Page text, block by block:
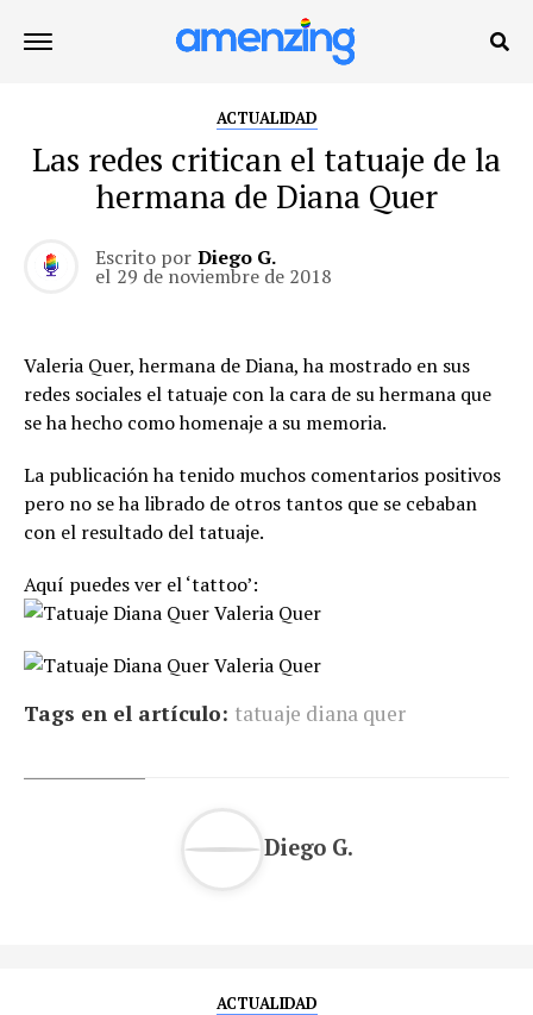
ACTUALIDAD
Las redes critican el tatuaje de la
hermana de Diana Quer
Escrito por Diego G.
el 29 de noviembre de 2018
Valeria Quer, hermana de Diana, ha mostrado en sus
redes sociales el tatuaje con la cara de su hermana que
se ha hecho como homenaje a su memoria.
La publicación ha tenido muchos comentarios positivos
pero no se ha librado de otros tantos que se cebaban
con el resultado del tatuaje.
Aquí puedes ver el ‘tattoo’:
Tags en el artículo: tatuaje diana quer
Diego G.
ACTUALIDAD